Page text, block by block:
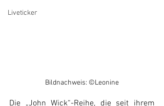
Liveticker
Bildnachweis: ©Leonine
Die „John Wick“-Reihe, die seit ihrem